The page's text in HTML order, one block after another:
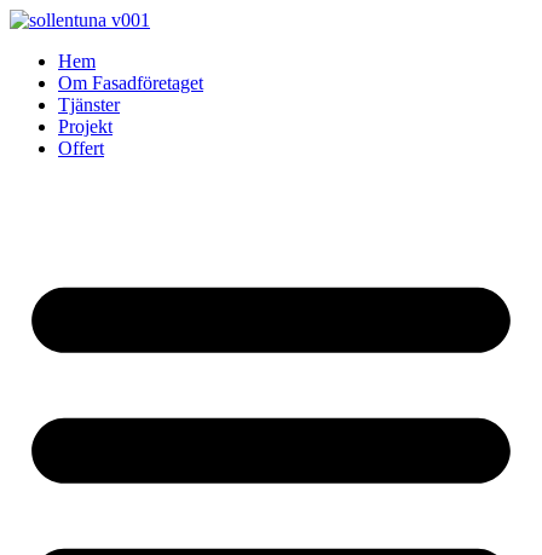
Skip
contentHem
Om Fasadföretaget
Tjänster
Projekt
Offert